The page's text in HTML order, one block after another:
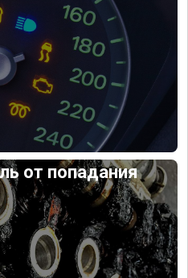
от попадания